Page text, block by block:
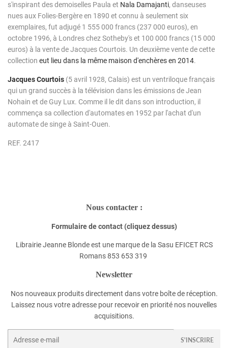
s'inspirant des demoiselles Paula et Nala Damajanti, danseuses
nues aux Folies-Bergère en 1890 et connu à seulement six
exemplaires, fut adjugé 1 555 000 francs (237 000 euros), en
octobre 1996, à Londres chez Sotheby's et 100 000 francs (15 000
euros) à la vente de Jacques Courtois. Un deuxième vente de cette
collection eut lieu dans la même maison d'enchères en 2014.
Jacques Courtois (5 avril 1928, Calais) est un ventriloque français
qui un grand succès à la télévision dans les émissions de Jean
Nohain et de Guy Lux. Comme il le dit dans son introduction, il
commença sa collection d'automates en 1952 par l'achat d'un
automate de singe à Saint-Ouen.
REF. 2417
Nous contacter :
Formulaire de contact (cliquez dessus)
Librairie Jeanne Blonde est une marque de la Sasu EFICET RCS
Romans 853 653 319
Newsletter
Nos nouveaux produits directement dans votre boîte de réception.
Laissez nous votre adresse pour recevoir en priorité nos nouvelles
acquisitions.
S'INSCRIRE